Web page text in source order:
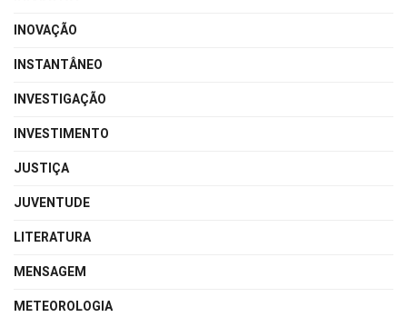
INOVAÇÃO
INSTANTÂNEO
INVESTIGAÇÃO
INVESTIMENTO
JUSTIÇA
JUVENTUDE
LITERATURA
MENSAGEM
METEOROLOGIA